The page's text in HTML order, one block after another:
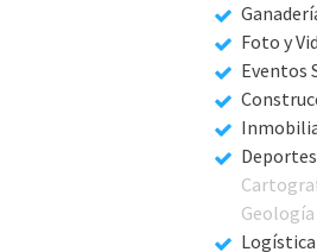
Foto y
Eventos
Deportes
Geología
Logística